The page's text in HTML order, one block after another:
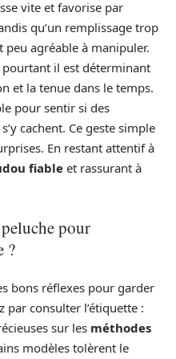
vite et favorise par
qu’un remplissage trop
agréable à manipuler.
pourtant il est déterminant
et la tenue dans le temps.
pour sentir si des
cachent. Ce geste simple
En restant attentif à
fiable et rassurant à
pour
?
bons réflexes pour garder
par consulter l’étiquette :
sur les méthodes
modèles tolèrent le